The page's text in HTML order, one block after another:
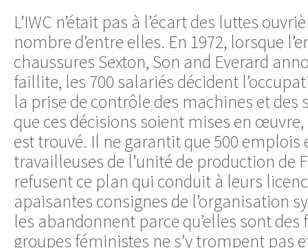
L’IWC n’était pas à l’écart des luttes
nombre d’entre elles. En 1972, lorsque
chaussures Sexton, Son and Everard
faillite, les 700 salariés décident
la prise de contrôle des machines et des
que ces décisions soient mises en
est trouvé. Il ne garantit que 500 emplois
travailleuses de l’unité de production de
refusent ce plan qui conduit à leurs
apaisantes consignes de l’organisation
les abandonnent parce qu’elles sont des
groupes féministes ne s’y trompent pas